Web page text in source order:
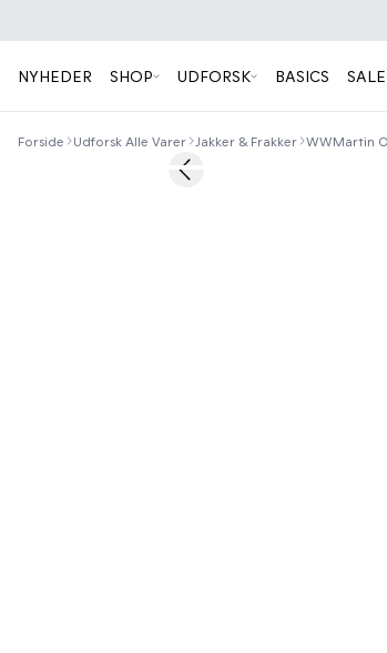
NYHEDER SHOP UDFORSK BASICS SALE
Forside Udforsk Alle Varer Jakker & Frakker WWMartin
60%Previous slide